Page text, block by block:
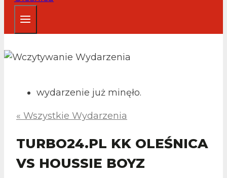
wydarzenie już minęło.
« Wszystkie Wydarzenia
TURBO24.PL KK OLEŚNICA
VS HOUSSIE BOYZ